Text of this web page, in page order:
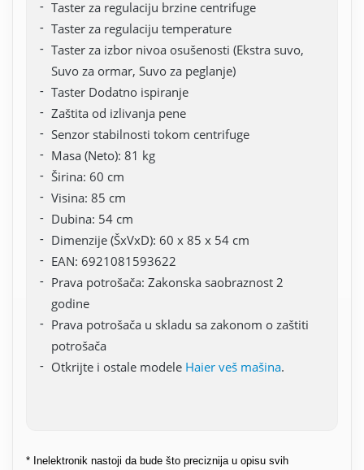
Taster za regulaciju brzine centrifuge
Taster za regulaciju temperature
Taster za izbor nivoa osušenosti (Ekstra suvo,
Suvo za ormar, Suvo za peglanje)
Taster Dodatno ispiranje
Zaštita od izlivanja pene
Senzor stabilnosti tokom centrifuge
Masa (Neto): 81 kg
Širina: 60 cm
Visina: 85 cm
Dubina: 54 cm
Dimenzije (ŠxVxD): 60 x 85 x 54 cm
EAN: 6921081593622
Prava potrošača: Zakonska saobraznost 2
godine
Prava potrošača u skladu sa zakonom o zaštiti
potrošača
Otkrijte i ostale modele Haier veš mašina.
* Inelektronik nastoji da bude što preciznija u opisu svih